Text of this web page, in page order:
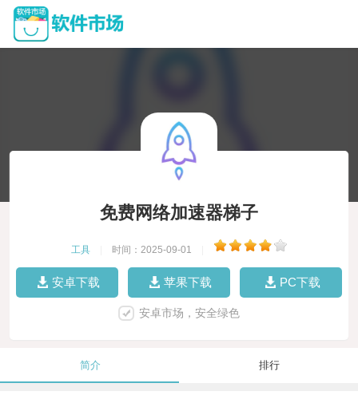
免费网络加速器梯子
工具 时间：2025-09-01
安卓下载 苹果下载 PC下载
安卓市场，安全绿色
简介 排行